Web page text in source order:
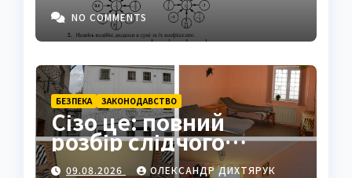
NO COMMENTS
БЕЗПЕКА ЗАКОНОДАВСТВО
Сізо це: повний
розбір слідчого
ізолятора в Україні
09.08.2026
ОЛЕКСАНДР ДИХТЯРУК